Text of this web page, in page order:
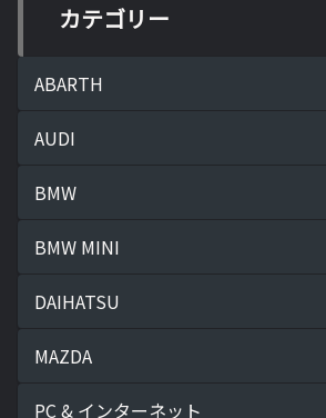
カテゴリー
ABARTH
AUDI
BMW
BMW MINI
DAIHATSU
MAZDA
PC & インターネット